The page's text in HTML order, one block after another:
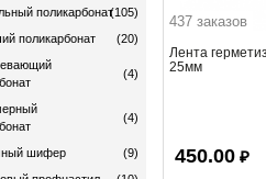
поликарбонат(105)
поликарбонат
(20)
(4)
(4)
шифер
(9)
437 заказов
Лента
25мм
450.00 ₽